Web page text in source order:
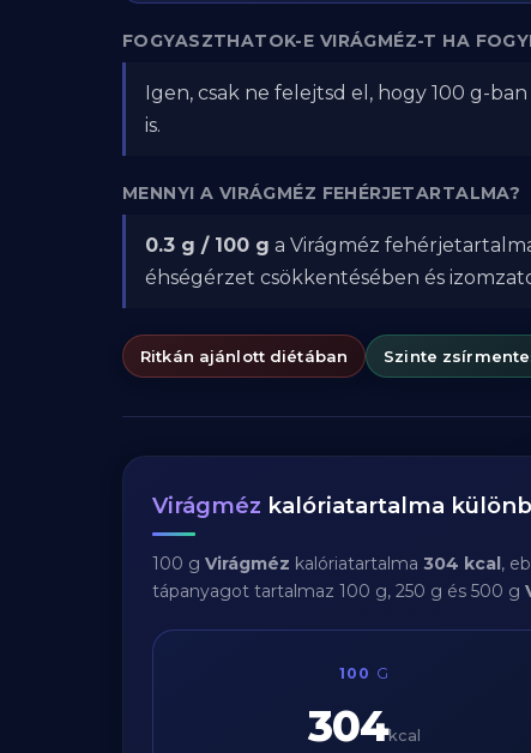
FOGYASZTHATOK-E VIRÁGMÉZ-T HA
Igen, csak ne felejtsd el, hogy 100 g-ban
is.
MENNYI A VIRÁGMÉZ FEHÉRJETARTALMA?
0.3 g / 100 g a Virágméz
éhségérzet csökkentésében és
Ritkán ajánlott diétában Szinte
Virágméz kalóriatartalma
100 g Virágméz kalóriatartalma 304 kcal,
tápanyagot tartalmaz 100 g, 250 g és 500 g
100 G
304kcal